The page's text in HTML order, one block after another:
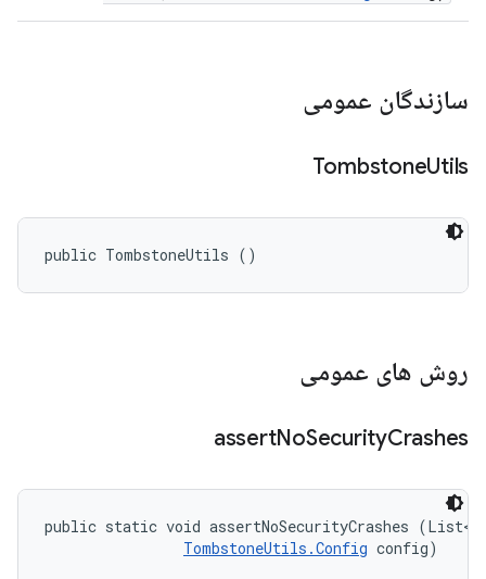
سازندگان عمومی
TombstoneUtils
public TombstoneUtils ()
روش های عمومی
assertNoSecurityCrashes
public static void assertNoSecurityCrashes
TombstoneUtils.Config config)